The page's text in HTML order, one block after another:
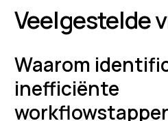
Veelgestelde
Waarom
inefficiënte